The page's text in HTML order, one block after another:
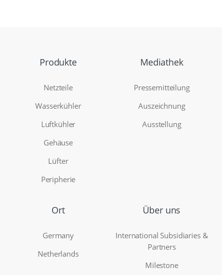
Produkte
Netzteile
Wasserkühler
Luftkühler
Gehäuse
Lüfter
Peripherie
Mediathek
Pressemitteilung
Auszeichnung
Ausstellung
Ort
Germany
Netherlands
Über uns
International Subsidiaries &
Partners
Milestone